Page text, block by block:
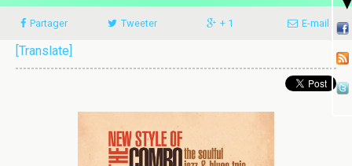
Partager Tweeter + 1 E-mail
[Translate]